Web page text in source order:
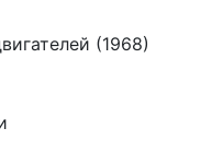
(1968)